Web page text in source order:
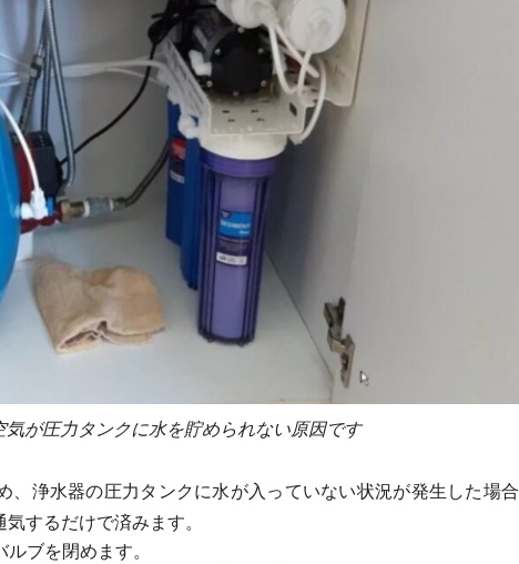
気が圧力タンクに水を貯められない原因です
、浄水器の圧力タンクに水が入っていない状況が発生した場合
するだけで済みます。
ブを閉めます。